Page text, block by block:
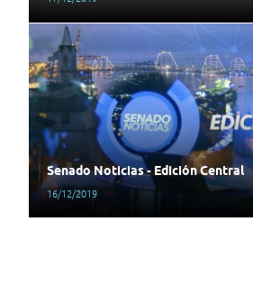
Senado Noticias - Edición Central
16/12/2019